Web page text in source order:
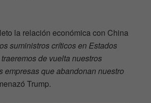
la relación económica con China
suministros críticos en Estados
de vuelta nuestros
empresas que abandonan nuestro
Trump.